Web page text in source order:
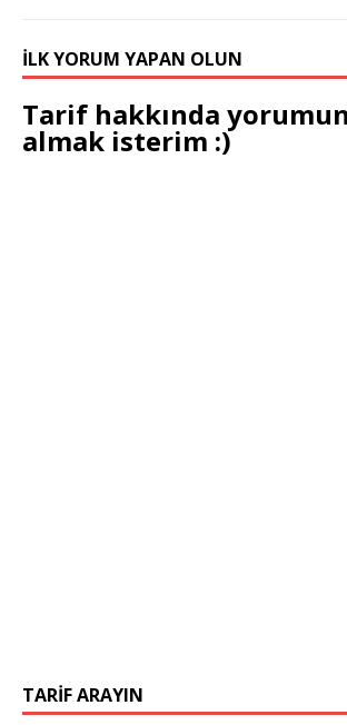
İLK YORUM YAPAN OLUN
Tarif hakkında
almak isterim :)
TARIF ARAYIN